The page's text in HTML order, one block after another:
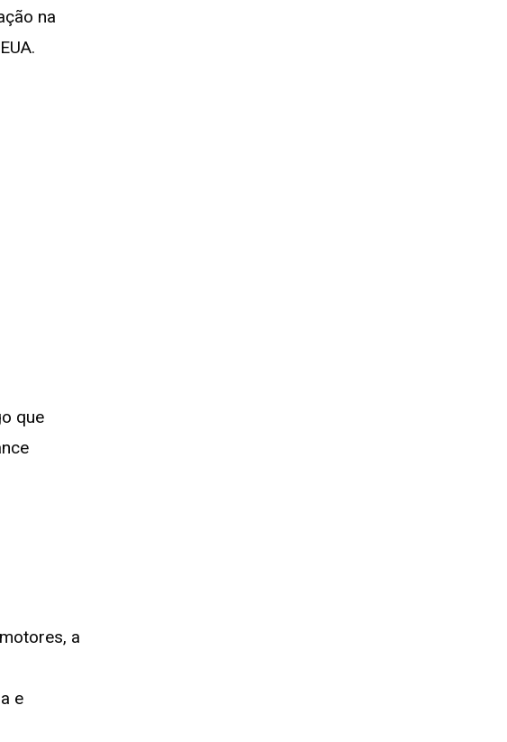
na
que
a
e